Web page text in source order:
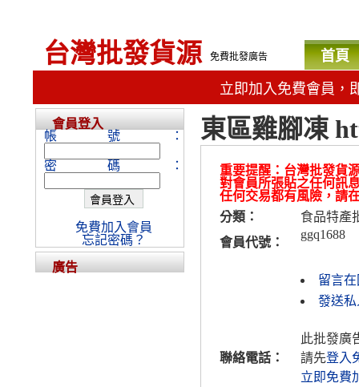
台灣批發貨源 免費批發廣告 首頁
立即加入免費會員，
東區雞腳凍
重要提醒：台灣批發貨
對會員所張貼之任何訊
任何交易都有風險，請
分類：
食品特產
會員代號：
ggq1688
留言
發送私
聯絡電話：
此批發廣
請先登入
立即免費
會員登入
帳號：
密碼：
免費加入會員
忘記密碼？
廣告